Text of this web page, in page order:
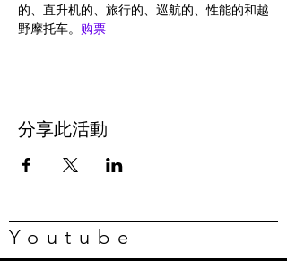
的、直升机的、旅行的、巡航的、性能的和越
野摩托车。 购票
分享此活動
Youtube